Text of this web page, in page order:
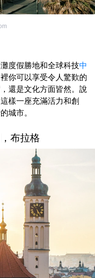
度假勝地和全球科技中
你可以享受令人驚歎的
還是文化方面皆然。說
樣一座充滿活力和創
城市。
布拉格